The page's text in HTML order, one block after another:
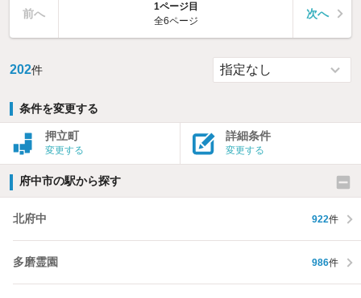
前へ
1ページ目
全6ページ
次へ
202件
条件を変更する
押立町
変更する
詳細条件
変更する
府中市の駅から探す
北府中 922件
多磨霊園 986件